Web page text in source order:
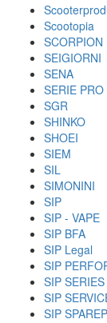
Scootopia
SCORPION
SEIGIORNI
SENA
SERIE PRO
SGR
SHINKO
SHOEI
SIEM
SIL
SIMONINI
SIP
SIP - VAPE
SIP BFA
SIP Legal
SIP
SIP
SIP
SIP